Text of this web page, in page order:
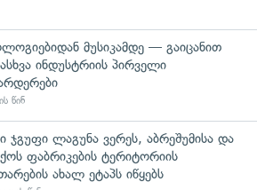
მუსიკამდე — გაიცანით
ინდუსტრიის პირველი
წინ
ჯგუფი ლაგუნა ვერეს, აბრეშუმისა და
ფაბრიკების ტერიტორიის
ახალ ეტაპს იწყებს